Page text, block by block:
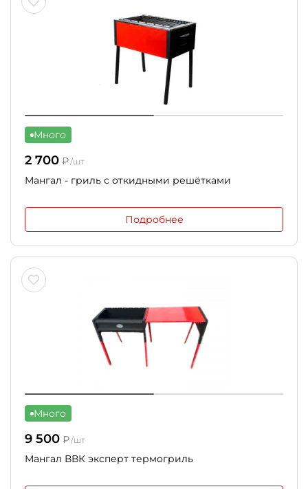
Много
2 700 ₽/шт
Мангал - гриль с откидными решётками
Подробнее
Много
9 500 ₽/шт
Мангал ВВК эксперт термогриль